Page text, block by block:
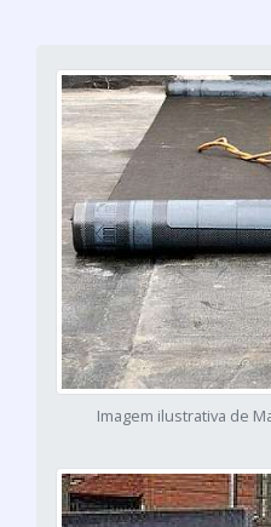
Imagem ilustrativa de